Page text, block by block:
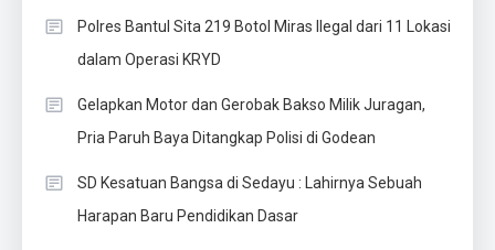
Polres Bantul Sita 219 Botol Miras Ilegal dari 11 Lokasi
dalam Operasi KRYD
Gelapkan Motor dan Gerobak Bakso Milik Juragan,
Pria Paruh Baya Ditangkap Polisi di Godean
SD Kesatuan Bangsa di Sedayu : Lahirnya Sebuah
Harapan Baru Pendidikan Dasar